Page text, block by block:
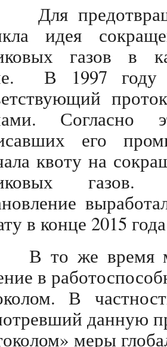
идея
газов в
В 1997 году
Согласно
его
квоту на
в конце 2015
то же время
в
В
данную
меры